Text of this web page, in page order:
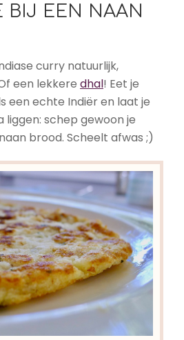
BIJ EEN NAAN
curry natuurlijk,
een lekkere dhal! Eet je
een echte Indiër en laat je
liggen: schep gewoon je
brood. Scheelt afwas ;)